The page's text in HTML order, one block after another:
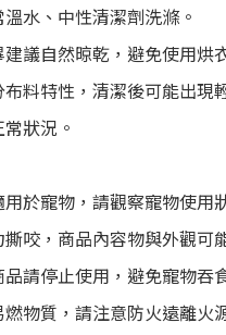
水、中性清潔劑洗滌。
議自然晾乾，避免使用烘
料特性，清潔後可能出現
狀況。
於寵物，請觀察寵物使用
咬，商品內容物與外觀可
請停止使用，避免寵物吞
物質，請注意防火遠離火